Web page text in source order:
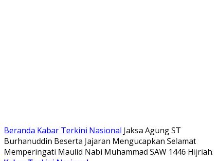
Beranda Kabar Terkini Nasional Jaksa Agung ST
Burhanuddin Beserta Jajaran Mengucapkan Selamat
Memperingati Maulid Nabi Muhammad SAW 1446 Hijriah.